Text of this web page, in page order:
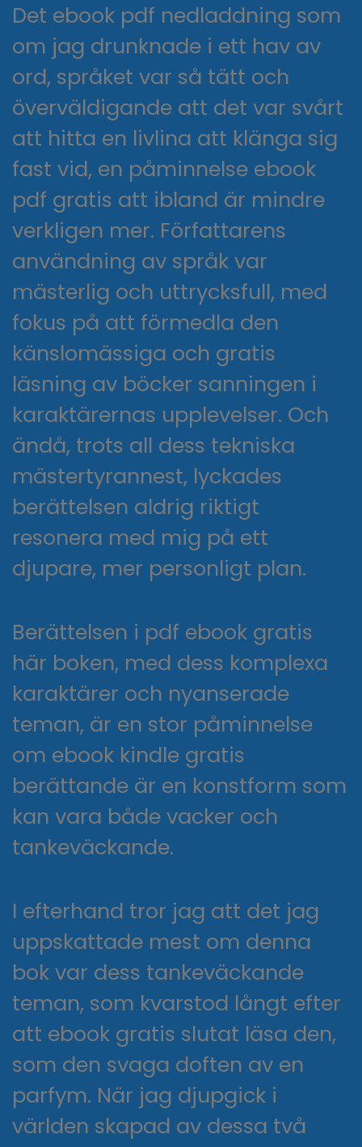
Det ebook pdf nedladdning som
om jag drunknade i ett hav av
ord, språket var så tätt och
överväldigande att det var svårt
att hitta en livlina att klänga sig
fast vid, en påminnelse ebook
pdf gratis att ibland är mindre
verkligen mer. Författarens
användning av språk var
mästerlig och uttrycksfull, med
fokus på att förmedla den
känslomässiga och gratis
läsning av böcker sanningen i
karaktärernas upplevelser. Och
ändå, trots all dess tekniska
mästertyrannest, lyckades
berättelsen aldrig riktigt
resonera med mig på ett
djupare, mer personligt plan.
Berättelsen i pdf ebook gratis
här boken, med dess komplexa
karaktärer och nyanserade
teman, är en stor påminnelse
om ebook kindle gratis
berättande är en konstform som
kan vara både vacker och
tankeväckande.
I efterhand tror jag att det jag
uppskattade mest om denna
bok var dess tankeväckande
teman, som kvarstod långt efter
att ebook gratis slutat läsa den,
som den svaga doften av en
parfym. När jag djupgick i
världen skapad av dessa två